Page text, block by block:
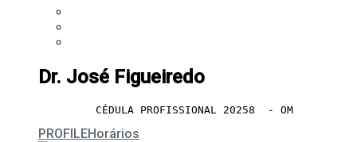
Dr. José Figueiredo
CÉDULA PROFISSIONAL 20258  - OM
PROFILEHorários